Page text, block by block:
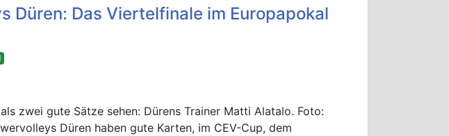
Düren: Das Viertelfinale im Europapokal
zwei gute Sätze sehen: Dürens Trainer Matti Alatalo. Foto:
Düren haben gute Karten, im CEV-Cup, dem